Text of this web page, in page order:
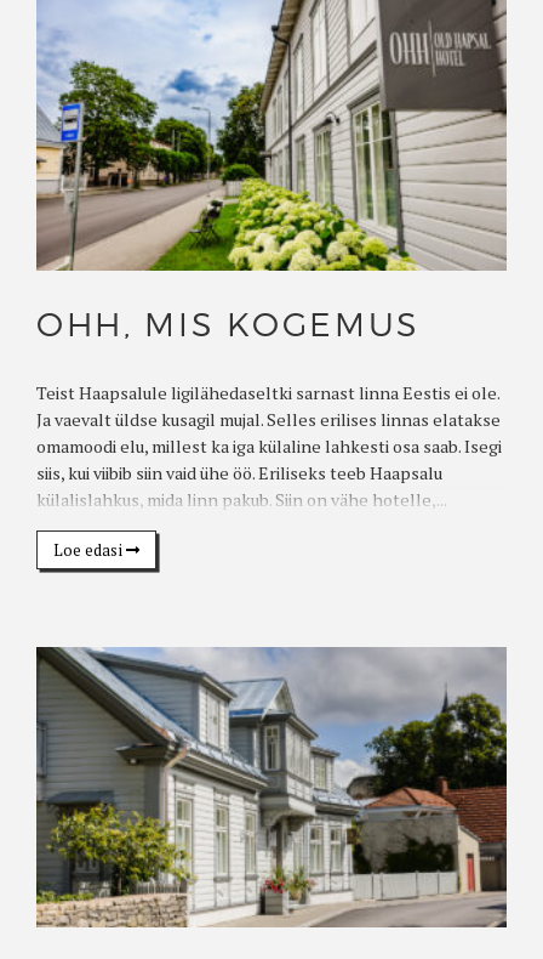
OHH, MIS KOGEMUS
Teist Haapsalule ligilähedaseltki sarnast linna Eestis ei ole.
Ja vaevalt üldse kusagil mujal. Selles erilises linnas elatakse
omamoodi elu, millest ka iga külaline lahkesti osa saab. Isegi
siis, kui viibib siin vaid ühe öö. Eriliseks teeb Haapsalu
külalislahkus, mida linn pakub. Siin on vähe hotelle,...
Loe edasi